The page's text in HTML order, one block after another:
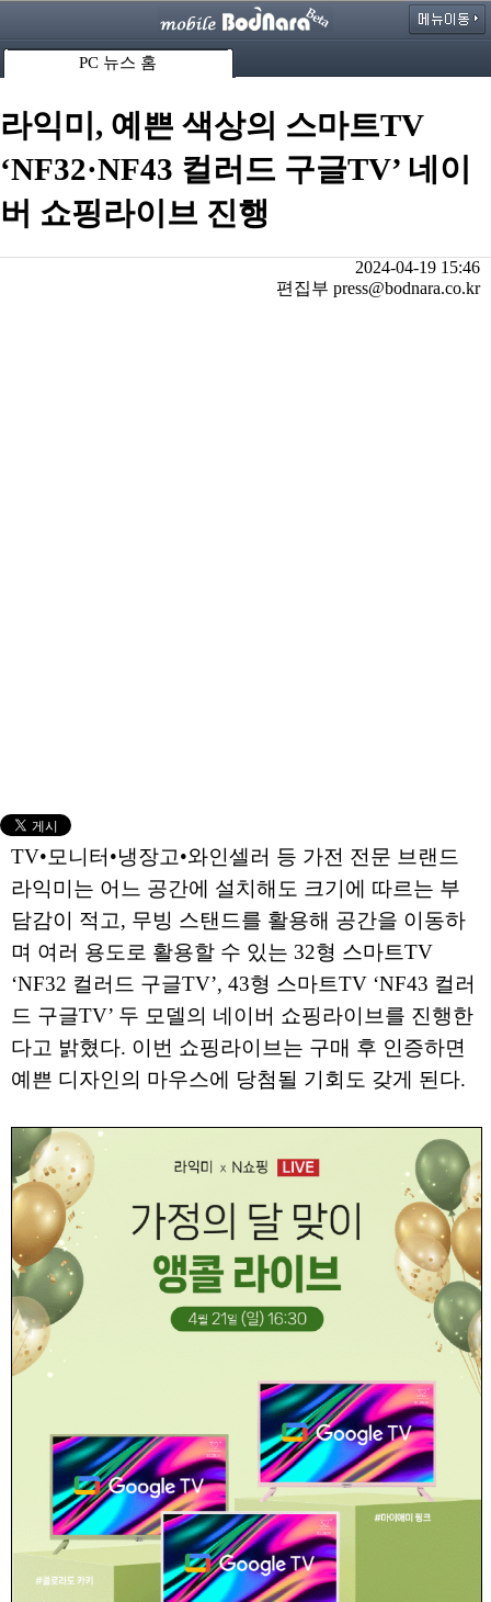
PC 뉴스 홈
라익미, 예쁜 색상의 스마트TV
‘NF32·NF43 컬러드 구글TV’ 네이
버 쇼핑라이브 진행
2024-04-19 15:46
편집부 press@bodnara.co.kr
TV•모니터•냉장고•와인셀러 등 가전 전문 브랜드
라익미는 어느 공간에 설치해도 크기에 따르는 부
담감이 적고, 무빙 스탠드를 활용해 공간을 이동하
며 여러 용도로 활용할 수 있는 32형 스마트TV
‘NF32 컬러드 구글TV’, 43형 스마트TV ‘NF43 컬러
드 구글TV’ 두 모델의 네이버 쇼핑라이브를 진행한
다고 밝혔다. 이번 쇼핑라이브는 구매 후 인증하면
예쁜 디자인의 마우스에 당첨될 기회도 갖게 된다.